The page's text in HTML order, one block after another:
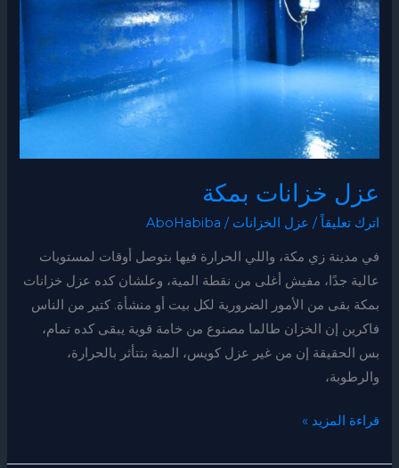
عزل خزانات بمكة
اترك تعليقاً / عزل الخزانات /
AboHabiba
في مدينة زي مكة، واللي الحرارة فيها بتوصل أوقات لمستويات
عالية جدًا، مفيش أغلى من نقطة المية، وعلشان كده عزل خزانات
بمكة بقى من الأمور الضرورية لكل بيت أو منشأة. كتير من الناس
فاكرين إن الخزان طالما مصنوع من خامة قوية يبقى كده تمام،
بس الحقيقة إن من غير عزل كويس، المية بتتأثر بالحرارة،
والرطوبة،
قراءة المزيد »